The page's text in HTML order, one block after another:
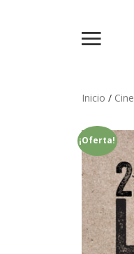
Inicio / Cine
¡Oferta!